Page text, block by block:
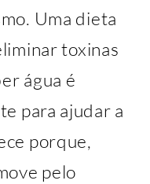
Uma dieta
toxinas
água é
para ajudar a
porque,
pelo